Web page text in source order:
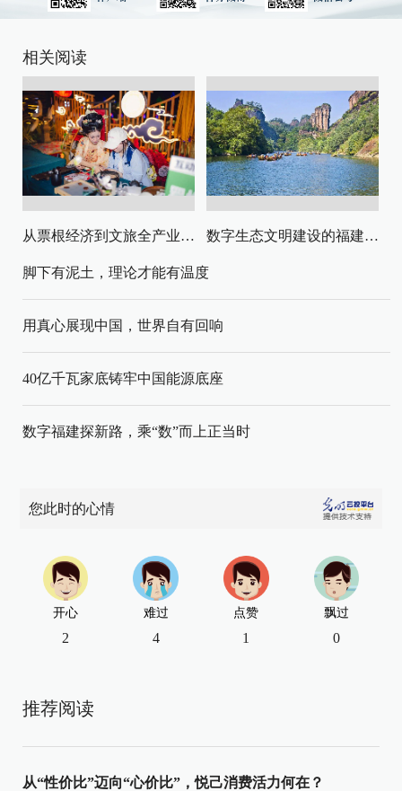
相关阅读
从票根经济到文旅全产业链升级 数字生态文明建设的福建路径与启示
脚下有泥土，理论才能有温度
用真心展现中国，世界自有回响
40亿千瓦家底铸牢中国能源底座
数字福建探新路，乘“数”而上正当时
您此时的心情
开心
2
难过
4
点赞
1
飘过
0
推荐阅读
从“性价比”迈向“心价比”，悦己消费活力何在？